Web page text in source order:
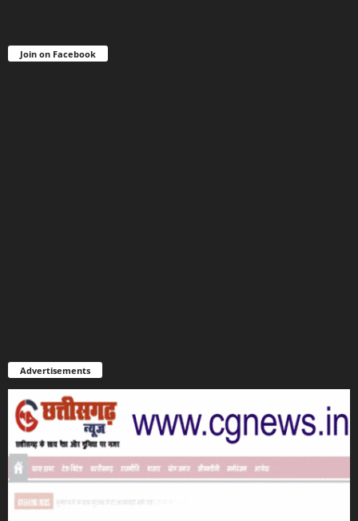
Join on Facebook
Advertisements